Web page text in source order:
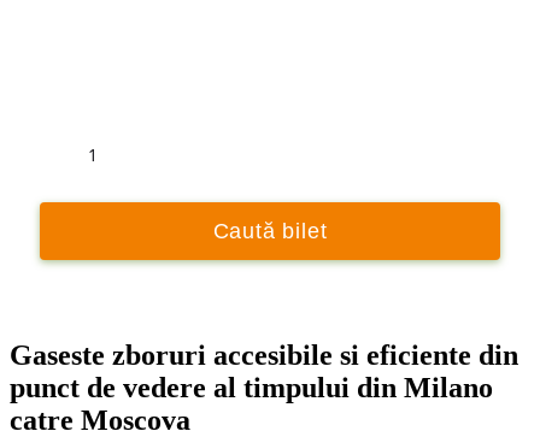
1
Caută bilet
Gaseste zboruri accesibile si eficiente din
punct de vedere al timpului din Milano
catre Moscova